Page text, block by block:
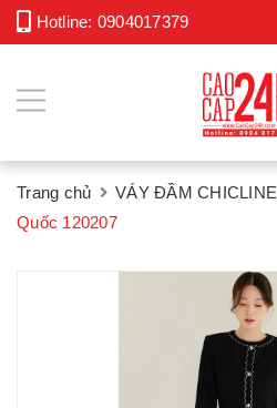
Hotline: 0904017379
Trang chủ VÁY ĐẦM CHICLINE
Quốc 120207